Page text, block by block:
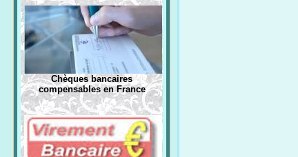
Chèques bancaires
compensables en France